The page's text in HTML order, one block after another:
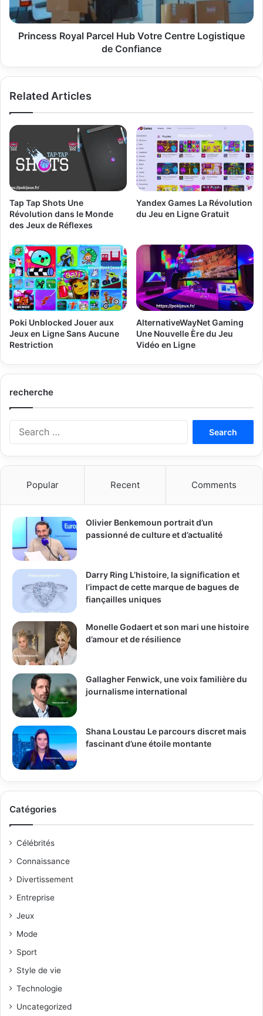
de
Confiance
Princess Royal Parcel Hub Votre Centre Logistique
de Confiance
Related Articles
Tap Tap Shots Une
Révolution dans le Monde
des Jeux de Réflexes
Yandex Games La Révolution
du Jeu en Ligne Gratuit
Poki Unblocked Jouer aux
Jeux en Ligne Sans Aucune
Restriction
AlternativeWayNet Gaming
Une Nouvelle Ère du Jeu
Vidéo en Ligne
recherche
Popular Recent Comments
Olivier Benkemoun portrait d’un
passionné de culture et d’actualité
Darry Ring L’histoire, la signification et
l’impact de cette marque de bagues de
fiançailles uniques
Monelle Godaert et son mari une histoire
d’amour et de résilience
Gallagher Fenwick, une voix familière du
journalisme international
Shana Loustau Le parcours discret mais
fascinant d’une étoile montante
Catégories
Célébrités
Connaissance
Divertissement
Entreprise
Jeux
Mode
Sport
Style de vie
Technologie
Uncategorized